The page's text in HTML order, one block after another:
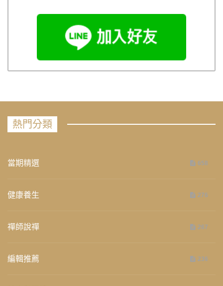
熱門分類
當期精選 658
健康養生 276
禪師說禪 267
編輯推薦 236